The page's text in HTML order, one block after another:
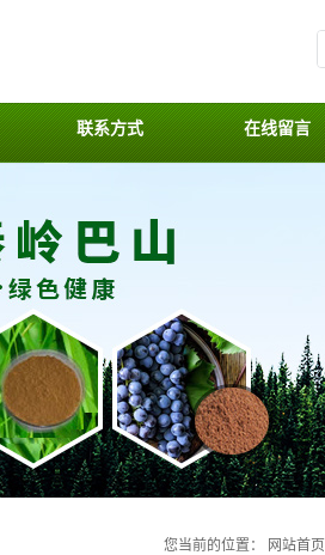
联系方式 在线留言
您当前的位置： 网站首页